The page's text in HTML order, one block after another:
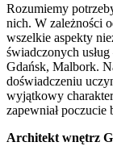
Rozumiemy
nich. W zależności
wszelkie aspekty
świadczonych
Gdańsk, Malbork.
doświadczeniu
wyjątkowy
zapewniał
Architekt wnętrz